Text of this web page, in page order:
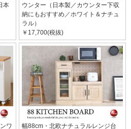
本
ウンター（日本製／カウンター下収
納にもおすすめ／ホワイト＆ナチュ
ラル）
￥17,700(税抜)
ワ
幅88cm・北欧ナチュラルレンジ台